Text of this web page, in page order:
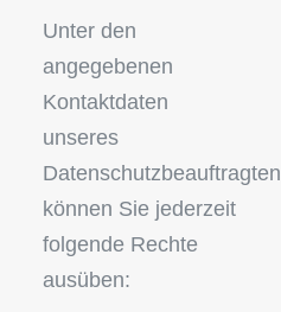
Unter den
angegebenen
Kontaktdaten
unseres
Datenschutzbeauftragten
können Sie jederzeit
folgende Rechte
ausüben: